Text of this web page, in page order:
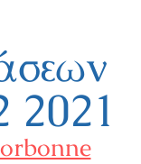
2021